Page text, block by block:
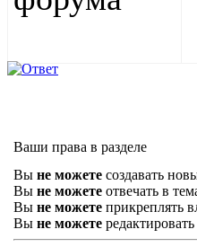
Ваши права в разделе
Вы не можете создавать
Вы не можете отвечать в
Вы не можете прикреплять
Вы не можете